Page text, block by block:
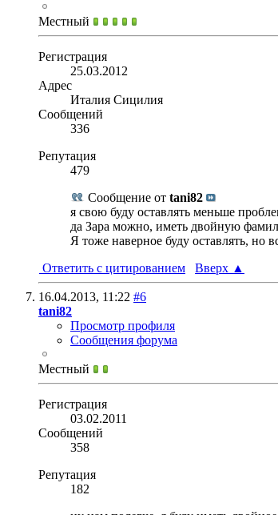
Местный
Регистрация
25.03.2012
Адрес
Италия Сицилия
Сообщений
336
Репутация
479
Сообщение от tani82
я свою буду оставлять меньше
да Зара можно, иметь двойную
Я тоже наверное буду оставлять, но
Ответить с цитированием
Вверх ▲
16.04.2013, 11:22 #6
tani82
Просмотр профиля
Сообщения форума
Местный
Регистрация
03.02.2011
Сообщений
358
Репутация
182